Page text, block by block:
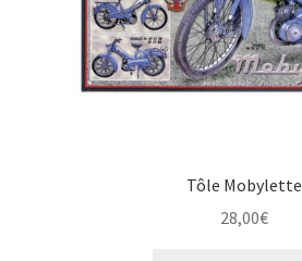
Tôle Mobylette
28,00€